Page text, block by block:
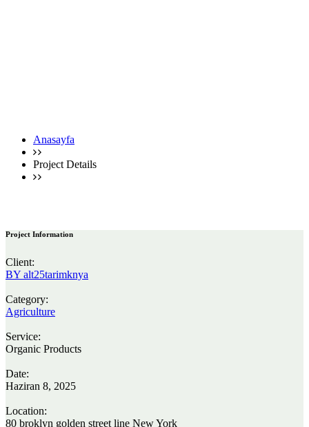
Anasayfa
Project Details
Project Information
Client:
BY alt25tarimknya
Category:
Agriculture
Service:
Organic Products
Date:
Haziran 8, 2025
Location:
80 broklyn golden street line New York